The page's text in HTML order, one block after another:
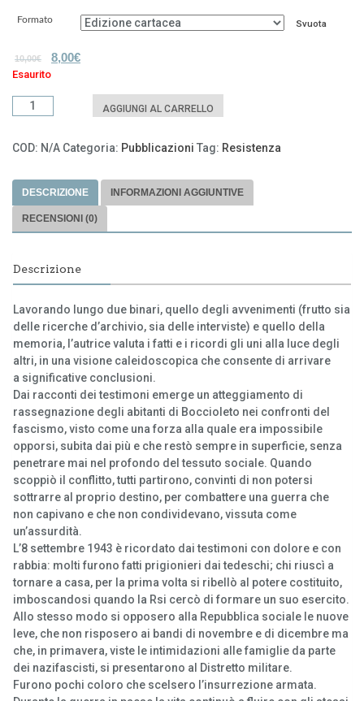
Formato Svuota
10,00€ 8,00€
Esaurito
Storia
e
di
comunità
in
guerra
AGGIUNGI AL CARRELLO
COD: N/A Categoria: Pubblicazioni Tag: Resistenza
DESCRIZIONE INFORMAZIONI AGGIUNTIVE
RECENSIONI (0)
Descrizione
Lavorando lungo due binari, quello degli avvenimenti (frutto sia
delle ricerche d’archivio, sia delle interviste) e quello della
memoria, l’autrice valuta i fatti e i ricordi gli uni alla luce degli
altri, in una visione caleidoscopica che consente di arrivare
a significative conclusioni.
Dai racconti dei testimoni emerge un atteggiamento di
rassegnazione degli abitanti di Boccioleto nei confronti del
fascismo, visto come una forza alla quale era impossibile
opporsi, subita dai più e che restò sempre in superficie, senza
penetrare mai nel profondo del tessuto sociale. Quando
scoppiò il conflitto, tutti partirono, convinti di non potersi
sottrarre al proprio destino, per combattere una guerra che
non capivano e che non condividevano, vissuta come
un’assurdità.
L’8 settembre 1943 è ricordato dai testimoni con dolore e con
rabbia: molti furono fatti prigionieri dai tedeschi; chi riuscì a
tornare a casa, per la prima volta si ribellò al potere costituito,
imboscandosi quando la Rsi cercò di formare un suo esercito.
Allo stesso modo si opposero alla Repubblica sociale le nuove
leve, che non risposero ai bandi di novembre e di dicembre ma
che, in primavera, viste le intimidazioni alle famiglie da parte
dei nazifascisti, si presentarono al Distretto militare.
Furono pochi coloro che scelsero l’insurrezione armata.